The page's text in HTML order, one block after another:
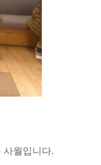
사월입니다.